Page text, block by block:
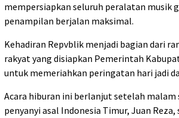
mempersiapkan seluruh peralatan musik
penampilan berjalan maksimal.
Kehadiran Repvblik menjadi bagian dari
rakyat yang disiapkan Pemerintah
untuk memeriahkan peringatan hari jadi
Acara hiburan ini berlanjut setelah malam
penyanyi asal Indonesia Timur, Juan Reza,